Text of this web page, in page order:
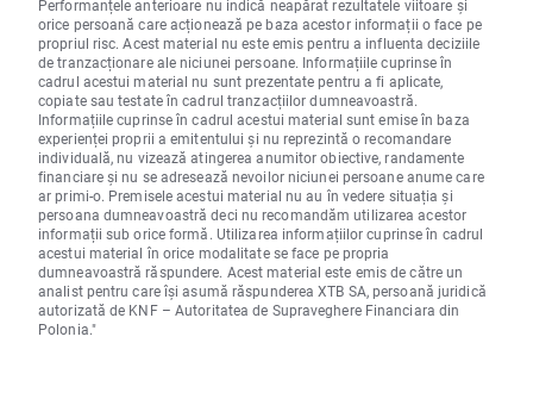
Performanțele anterioare nu indică neapărat rezultatele viitoare și
orice persoană care acționează pe baza acestor informații o face pe
propriul risc. Acest material nu este emis pentru a influenta deciziile
de tranzacționare ale niciunei persoane. Informațiile cuprinse în
cadrul acestui material nu sunt prezentate pentru a fi aplicate,
copiate sau testate în cadrul tranzacțiilor dumneavoastră.
Informațiile cuprinse în cadrul acestui material sunt emise în baza
experienței proprii a emitentului și nu reprezintă o recomandare
individuală, nu vizează atingerea anumitor obiective, randamente
financiare și nu se adresează nevoilor niciunei persoane anume care
ar primi-o. Premisele acestui material nu au în vedere situația și
persoana dumneavoastră deci nu recomandăm utilizarea acestor
informații sub orice formă. Utilizarea informațiilor cuprinse în cadrul
acestui material în orice modalitate se face pe propria
dumneavoastră răspundere. Acest material este emis de către un
analist pentru care își asumă răspunderea XTB SA, persoană juridică
autorizată de KNF – Autoritatea de Supraveghere Financiara din
Polonia."